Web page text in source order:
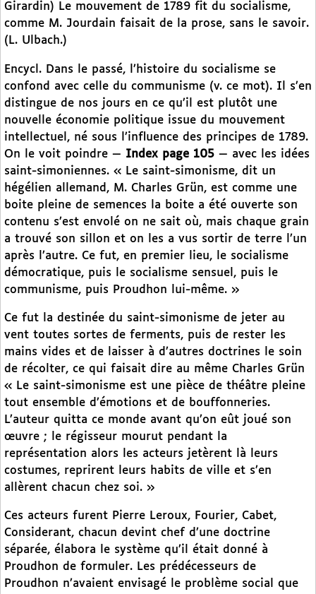
Girardin) Le mouvement de 1789 fit du socialisme,
comme M. Jourdain faisait de la prose, sans le savoir.
(L. Ulbach.)
Encycl. Dans le passé, l’histoire du socialisme se
confond avec celle du communisme (v. ce mot). Il s’en
distingue de nos jours en ce qu’il est plutôt une
nouvelle économie politique issue du mouvement
intellectuel, né sous l’influence des principes de 1789.
On le voit poindre — Index page 105 — avec les idées
saint-simoniennes. « Le saint-simonisme, dit un
hégélien allemand, M. Charles Grün, est comme une
boite pleine de semences la boite a été ouverte son
contenu s’est envolé on ne sait où, mais chaque grain
a trouvé son sillon et on les a vus sortir de terre l’un
après l’autre. Ce fut, en premier lieu, le socialisme
démocratique, puis le socialisme sensuel, puis le
communisme, puis Proudhon lui-même. »
Ce fut la destinée du saint-simonisme de jeter au
vent toutes sortes de ferments, puis de rester les
mains vides et de laisser à d’autres doctrines le soin
de récolter, ce qui faisait dire au même Charles Grün
« Le saint-simonisme est une pièce de théâtre pleine
tout ensemble d’émotions et de bouffonneries.
L’auteur quitta ce monde avant qu’on eût joué son
œuvre ; le régisseur mourut pendant la
représentation alors les acteurs jetèrent là leurs
costumes, reprirent leurs habits de ville et s’en
allèrent chacun chez soi. »
Ces acteurs furent Pierre Leroux, Fourier, Cabet,
Considerant, chacun devint chef d’une doctrine
séparée, élabora le système qu’il était donné à
Proudhon de formuler. Les prédécesseurs de
Proudhon n’avaient envisagé le problème social que